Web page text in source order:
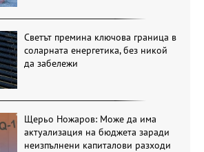
Светът премина ключова граница в
соларната енергетика, без никой
да забележи
Щерьо Ножаров: Може да има
актуализация на бюджета заради
неизпълнени капиталови разходи